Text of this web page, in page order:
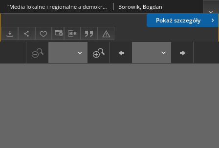
Pokaż szczegóły
"Media lokalne i regionalne a demokracja na szczeblu lokalnym", red. Wojciech Furman, Kazimierz Wolny, "Tarcza" Usługi Wydawnicze, Rzeszów 1998, ss. 166 [recenzja] Borowik, Bogdan